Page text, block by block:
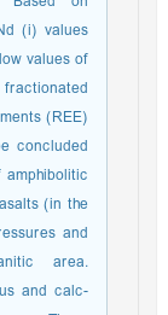
(i) values
values of
(REE)
concluded
(in the
and
area.
and calc-